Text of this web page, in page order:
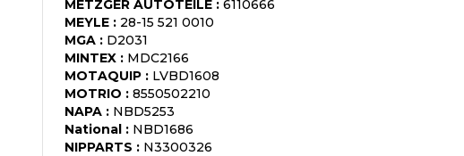
METZGER AUTOTEILE : 6110666
MEYLE : 28-15 521 0010
MGA : D2031
MINTEX : MDC2166
MOTAQUIP : LVBD1608
MOTRIO : 8550502210
NAPA : NBD5253
National : NBD1686
NIPPARTS : N3300326